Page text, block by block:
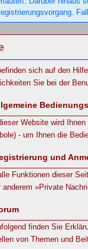
sich auf den
Sie bei der
Website wird
- um Ihnen die
und
Funktionen dieser
anderem »Private
finden Sie
von Themen und